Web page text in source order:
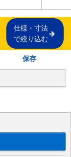
仕様・寸法
で絞り込む
保存